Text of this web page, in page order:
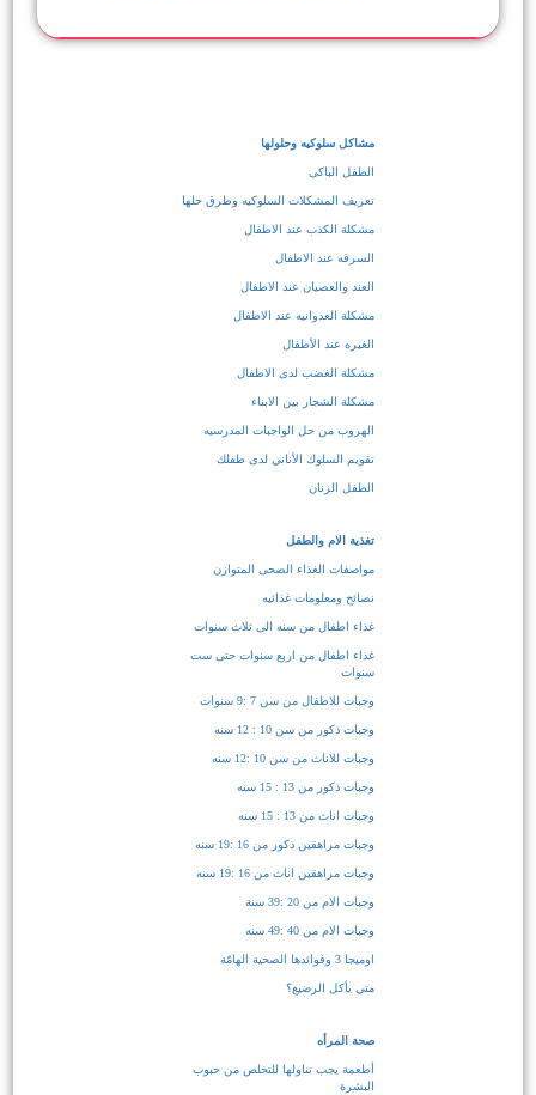
مشاكل سلوكيه وحلولها
الطفل الباكى
تعريف المشكلات السلوكيه وطرق حلها
مشكلة الكذب عند الاطفال
السرقه عند الاطفال
العند والعصيان عند الاطفال
مشكلة العدوانيه عند الاطفال
الغيره عند الأطفال
مشكلة الغضب لدى الاطفال
مشكلة الشجار بين الابناء
الهروب من حل الواجبات المدرسيه
تقويم السلوك الأناني لدى طفلك
الطفل الزنان
تغذية الام والطفل
مواصفات الغذاء الصحى المتوازن
نصائح ومعلومات غذائيه
غذاء اطفال من سنه الى ثلاث سنوات
غذاء اطفال من اربع سنوات حتى ست
سنوات
وجبات للاطفال من سن 7 :9 سنوات
وجبات ذكور من سن 10 : 12 سنه
وجبات للاناث من سن 10 :12 سنه
وجبات ذكور من 13 : 15 سنه
وجبات اناث من 13 : 15 سنه
وجبات مراهقين ذكور من 16 :19 سنه
وجبات مراهقين اناث من 16 :19 سنه
وجبات الام من 20 :39 سنة
وجبات الام من 40 :49 سنه
اوميجا 3 وفوائدها الصحية الهامّة
متي يأكل الرضيع؟
صحة المرأه
أطعمة يجب تناولها للتخلص من حبوب
البشرة